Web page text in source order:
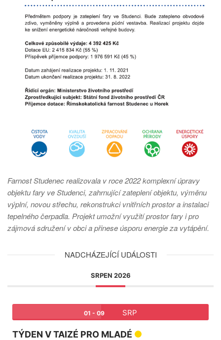
Farnost Studenec realizovala v roce 2022 komplexní úpravy
objektu fary ve Studenci, zahrnující zateplení objektu, výměnu
výplní, novou střechu, rekonstrukci vnitřních prostor a instalaci
tepelného čerpadla. Projekt umožní využití prostor fary i pro
zájmová sdružení v obci a přinese úsporu energie za vytápění.
NADCHÁZEJÍCÍ UDÁLOSTI
SRPEN 2026
01 - 09 SRP
TÝDEN V TAIZÉ PRO MLADÉ